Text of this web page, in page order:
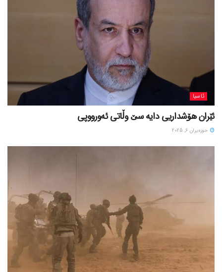
ئاسیا
ئێران هۆشداریی دایە سێ وڵاتی ئەورووپی
حوزه‌یران 6, 2025